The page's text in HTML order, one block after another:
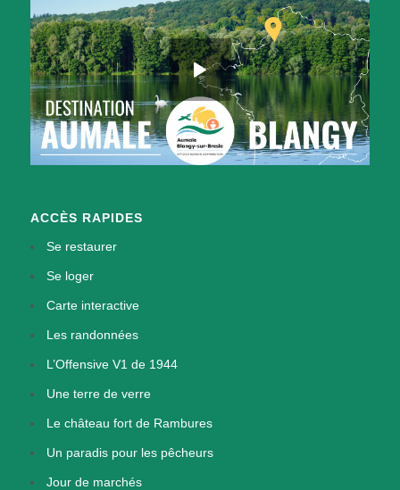
ACCÈS RAPIDES
Se restaurer
Se loger
Carte interactive
Les randonnées
L’Offensive V1 de 1944
Une terre de verre
Le château fort de Rambures
Un paradis pour les pêcheurs
Jour de marchés